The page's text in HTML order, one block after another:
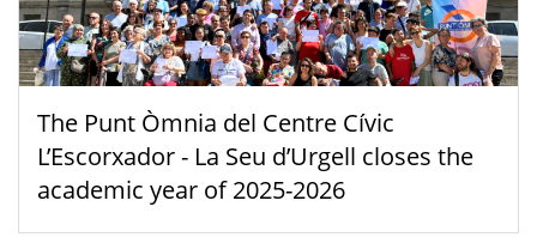
The Punt Òmnia del Centre Cívic
L’Escorxador - La Seu d’Urgell closes the
academic year of 2025-2026